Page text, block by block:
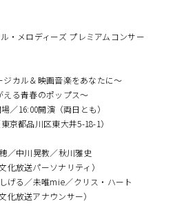
・メロディーズ プレミアムコンサー
カル＆映画音楽をあなたに～
がえる青春のポップス～
演（両日とも）
京都品川区東大井5-18-1）
／中川晃教／秋川雅史
パーソナリティ）
げる／未唯mie／クリス・ハート
アナウンサー）